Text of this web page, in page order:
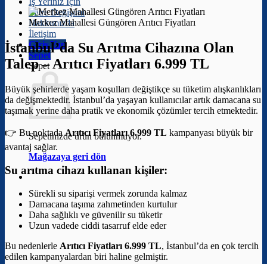
Filtre Değişimi
Hakkımızda
İletişim
Giriş Yap
Sepet
Sepet
Sepetinizde ürün bulunmuyor.
Mağazaya geri dön
Merkez Mahallesi Güngören Arıtıcı Fiyatları
İstanbul’da Su Arıtma Cihazına Olan
Talep –Arıtıcı Fiyatları 6.999 TL
Büyük şehirlerde yaşam koşulları değiştikçe su tüketim alışkanlıkları
da değişmektedir. İstanbul’da yaşayan kullanıcılar artık damacana su
taşımak yerine daha pratik ve ekonomik çözümler tercih etmektedir.
👉 Bu noktadaArıtıcı Fiyatları 6.999 TL kampanyası büyük bir
avantaj sağlar.
Su arıtma cihazı kullanan kişiler:
Sürekli su siparişi vermek zorunda kalmaz
Damacana taşıma zahmetinden kurtulur
Daha sağlıklı ve güvenilir su tüketir
Uzun vadede ciddi tasarruf elde eder
Bu nedenlerle Arıtıcı Fiyatları 6.999 TL, İstanbul’da en çok tercih
edilen kampanyalardan biri haline gelmiştir.